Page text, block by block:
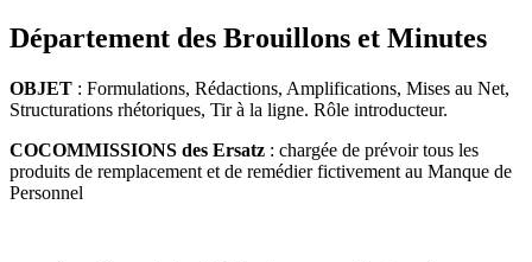
Département des Brouillons et Minutes
OBJET : Formulations, Rédactions, Amplifications, Mises au Net,
Structurations rhétoriques, Tir à la ligne. Rôle introducteur.
COCOMMISSIONS des Ersatz : chargée de prévoir tous les
produits de remplacement et de remédier fictivement au Manque de
Personnel